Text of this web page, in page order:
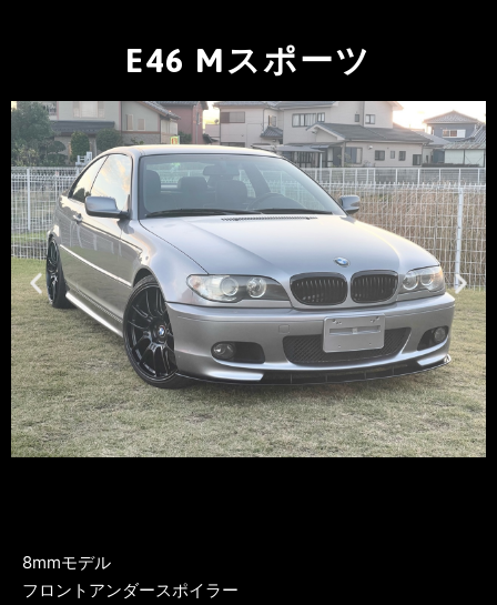
E46 Mスポーツ
8mmモデル
フロントアンダースポイラー